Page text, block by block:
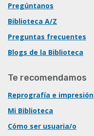
Pregúntanos
Biblioteca A/Z
Preguntas frecuentes
Blogs de la Biblioteca
Te recomendamos
Reprografía e impresión
Mi Biblioteca
Cómo ser usuaria/o